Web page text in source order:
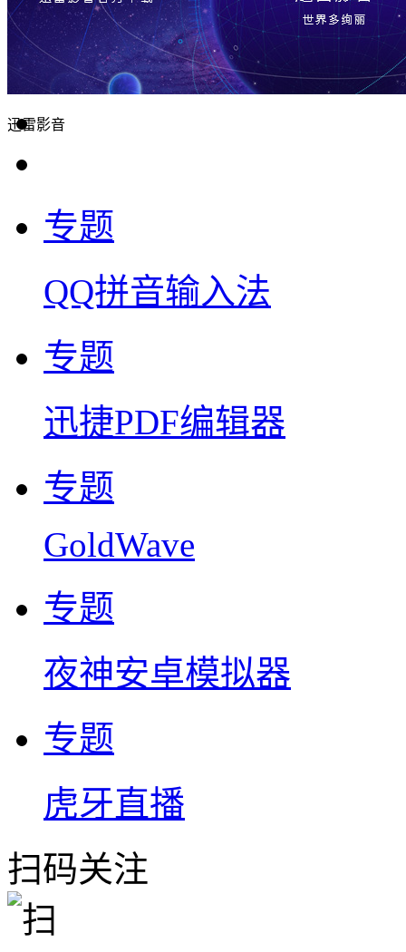
迅雷影音
专题
QQ拼音输入法
专题
迅捷PDF编辑器
专题
GoldWave
专题
夜神安卓模拟器
专题
虎牙直播
扫码关注